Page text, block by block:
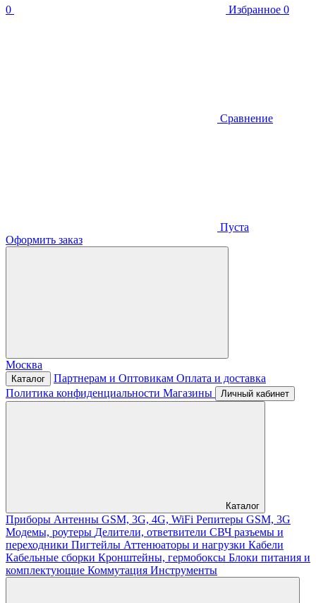
0 Избранное 0
Сравнение
Пуста
Оформить заказ
Москва
Каталог Партнерам и Оптовикам Оплата и доставка
Политика конфиденциальности Магазины Личный кабинет
Каталог
Приборы Антенны GSM, 3G, 4G, WiFi Репитеры GSM, 3G
Модемы, роутеры Делители, ответвители СВЧ разъемы и
переходники Пигтейлы Аттенюаторы и нагрузки Кабели
Кабельные сборки Кронштейны, гермобоксы Блоки питания и
комплектующие Коммутация Инструменты